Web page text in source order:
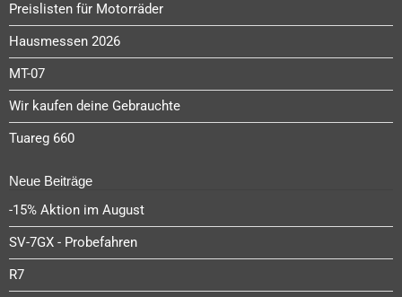
Preislisten für Motorräder
Hausmessen 2026
MT-07
Wir kaufen deine Gebrauchte
Tuareg 660
Neue Beiträge
-15% Aktion im August
SV-7GX - Probefahren
R7